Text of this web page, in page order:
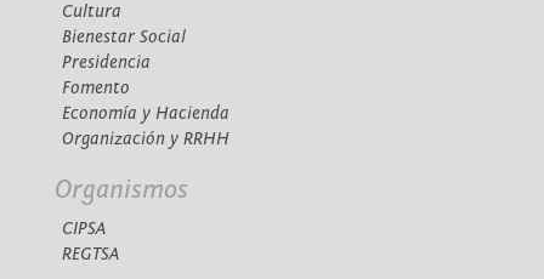
Cultura
Bienestar Social
Presidencia
Fomento
Economía y Hacienda
Organización y RRHH
Organismos
CIPSA
REGTSA